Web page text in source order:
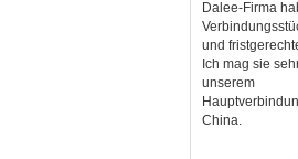
Dalee-Firma
und
Ich mag sie
unserem
China.